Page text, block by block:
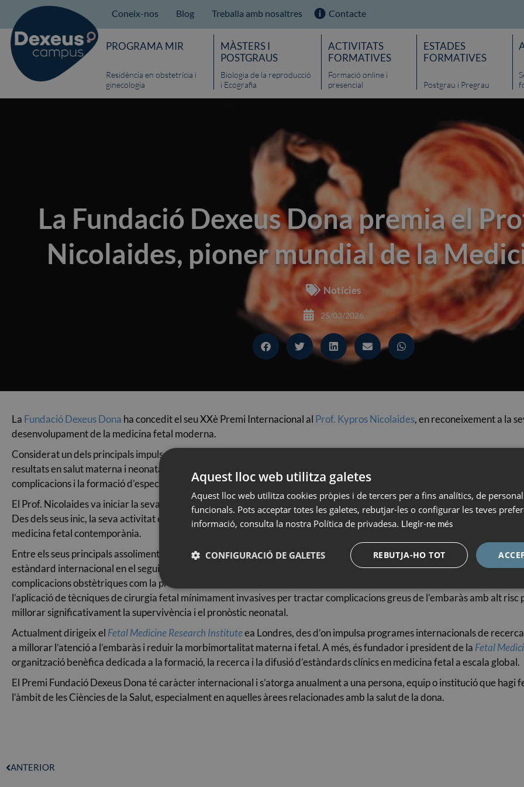
Coneix-nos Blog Treballa amb nosaltres Contacte
PROGRAMA MIR
Residència en obstetrícia i
ginecologia
MÀSTERS I
POSTGRAUS
Biologia de la reproducció
i Ecografia
ACTIVITATS
FORMATIVES
Formació online i
presencial
ESTADES
FORMATIVES
Postgrau i Pregrau
La Fundació Dexeus Dona premia el
Nicolaides, pioner mundial de la
Notícies
25/03/2026
La Fundació Dexeus Dona ha concedit el seu XXè Premi Internacional al Prof. Kypros Nicolaides, en reconeixement a la
desenvolupament de la medicina fetal moderna.
Considerat un dels principals impulsors de la medicina fetal, el Prof. Nicolaides ha transformat el diagnòstic prenatal i
resultats en salut materna i neonatal arreu del món. La seva tasca ha marcat un abans i un després en el cribratge
complicacions i la formació d’especialistes.
El Prof. Nicolaides va iniciar la seva carrera mèdica al Regne Unit, on es va formar en Obstetrícia i Medicina fetal al
Des dels seus inic, la seva activitat es va orientar al desenvolupament d’estratègies innovadores de diagnòstic prenatal,
medicina fetal contemporània.
Entre els seus principals assoliments destaca la introducció del cribratge combinat del primer trimestre per detectar
estàndard internacional en el seguiment de l’embaràs. A més, el seu treball ha estat fonamental en la identificació precoç i
complicacions obstètriques com la preeclàmpsia, el retard del creixement fetal o el part prematur. Així mateix, el Prof.
l’aplicació de tècniques de cirurgia fetal mínimament invasives per tractar complicacions greus de l’embaràs amb alt
millorar significativament la supervivència i el pronòstic neonatal.
Actualment dirigeix el Fetal Medicine Research Instituteea Londres, des d’on impulsa programes internacionals de
a millorar l’atenció a l’embaràs i reduir la morbimortalitat materna i fetal. A més, és fundador i president de la Fetal
organització benèfica dedicada a la formació, la recerca i la difusió d’estàndards clínics en medicina fetal a escala global.
El Premi Fundació Dexeus Dona té caràcter internacional i s’atorga anualment a una persona, equip o institució que
l’àmbit de les Ciències de la Salut, especialment en aquelles àrees relacionades amb la salut de la dona.
ANTERIOR
Aquest lloc web utilitza galetes
Aquest lloc web utilitza cookies pròpies i de tercers per a fins analítics, de
funcionals. Pots acceptar totes les galetes, rebutjar-les o configurar les teves
informació, consulta la nostra Política de privadesa. Llegir-ne més
REBUTJA-HO TOT
CONFIGURACIÓ DE GALETES